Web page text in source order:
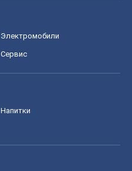
Электромобили
Сервис
Напитки